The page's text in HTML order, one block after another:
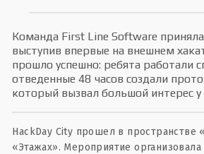
Команда First Line Software
выступив впервые на внешнем
прошло успешно: ребята работали
отведенные 48 часов создали
который вызвал большой интерес
HackDay City прошел в пространстве
«Этажах». Мероприятие организовала